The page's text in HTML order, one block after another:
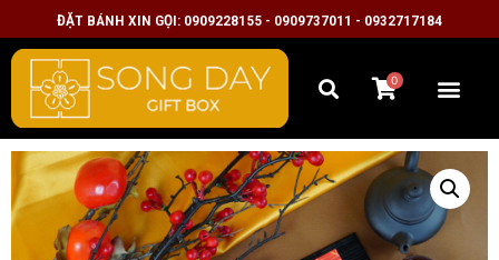
ĐẶT BÁNH XIN GỌI: 0909228155 - 0909737011 - 0932717184
0